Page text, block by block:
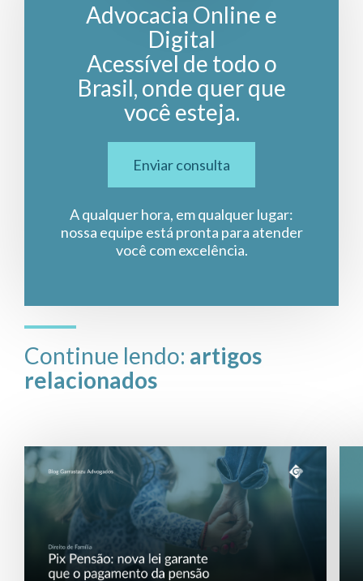
Advocacia Online e
Digital
Acessível de todo o
Brasil, onde quer que
você esteja.
Enviar consulta
A qualquer hora, em qualquer lugar:
nossa equipe está pronta para atender
você com excelência.
Continue lendo: artigos
relacionados